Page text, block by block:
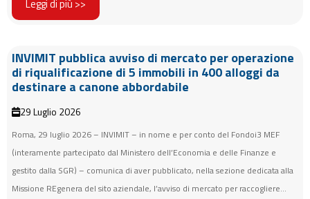
Leggi di più >>
INVIMIT pubblica avviso di mercato per operazione
di riqualificazione di 5 immobili in 400 alloggi da
destinare a canone abbordabile
29 Luglio 2026
Roma, 29 luglio 2026 – INVIMIT – in nome e per conto del Fondoi3 MEF
(interamente partecipato dal Ministero dell’Economia e delle Finanze e
gestito dalla SGR) – comunica di aver pubblicato, nella sezione dedicata alla
Missione REgenera del sito aziendale, l’avviso di mercato per raccogliere...